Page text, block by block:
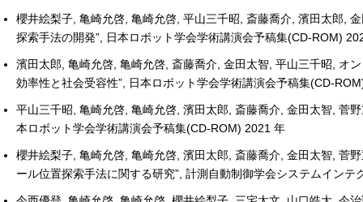
櫻井絵梨子, 亀崎允啓, 亀崎允啓, 平山三千昭, 斎藤喬介, 濱田太郎,
探索手法の開発”, 日本ロボット学会学術講演会予稿集(CD-ROM)
濱田太郎, 亀崎允啓, 亀崎允啓, 斎藤喬介, 金田太智, 平山三千昭, オ
効率性と社会受容性”, 日本ロボット学会学術講演会予稿集(CD-
平山三千昭, 亀崎允啓, 亀崎允啓, 濱田太郎, 斎藤喬介, 金田太智, 菅
本ロボット学会学術講演会予稿集(CD-ROM) 2021 年
櫻井絵梨子, 亀崎允啓, 亀崎允啓, 濱田太郎, 斎藤喬介, 金田太智, 菅
ール位置探索手法に関する研究”, 計測自動制御学会システムイン